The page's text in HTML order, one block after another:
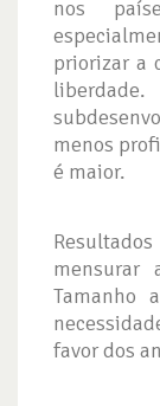
nos
priorizar a
menos
é maior.
mensurar
Tamanho
favor dos